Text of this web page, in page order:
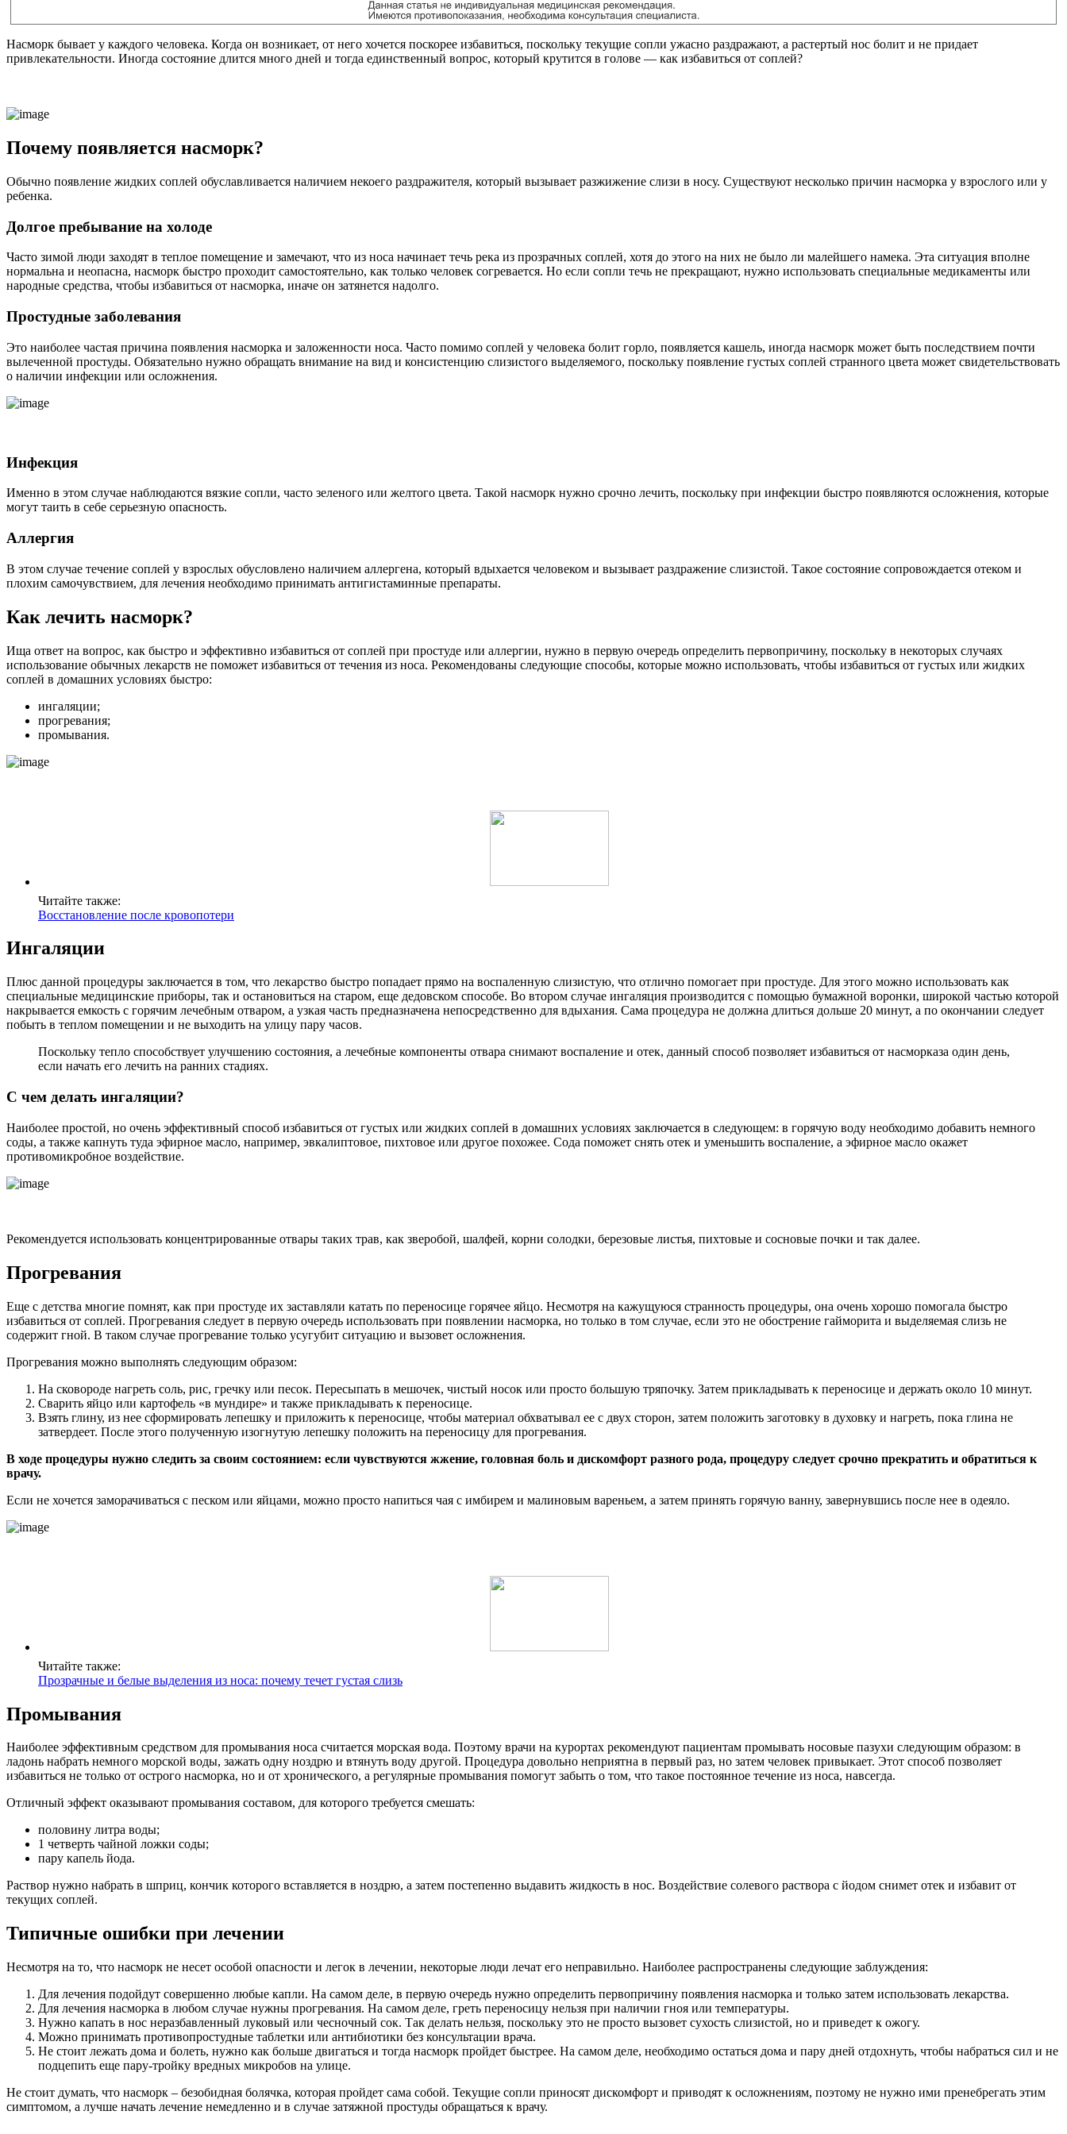
Насморк бывает у каждого человека. Когда он возникает, от него хочется поскорее избавиться, поскольку текущие сопли ужасно раздражают, а растертый нос болит и не придает
привлекательности. Иногда состояние длится много дней и тогда единственный вопрос, который крутится в голове — как избавиться от соплей?
Почему появляется насморк?
Обычно появление жидких соплей обуславливается наличием некоего раздражителя, который вызывает разжижение слизи в носу. Существуют несколько причин насморка у взрослого или у
ребенка.
Долгое пребывание на холоде
Часто зимой люди заходят в теплое помещение и замечают, что из носа начинает течь река из прозрачных соплей, хотя до этого на них не было ли малейшего намека. Эта ситуация вполне
нормальна и неопасна, насморк быстро проходит самостоятельно, как только человек согревается. Но если сопли течь не прекращают, нужно использовать специальные медикаменты или
народные средства, чтобы избавиться от насморка, иначе он затянется надолго.
Простудные заболевания
Это наиболее частая причина появления насморка и заложенности носа. Часто помимо соплей у человека болит горло, появляется кашель, иногда насморк может быть последствием почти
вылеченной простуды. Обязательно нужно обращать внимание на вид и консистенцию слизистого выделяемого, поскольку появление густых соплей странного цвета может свидетельствовать
о наличии инфекции или осложнения.
Инфекция
Именно в этом случае наблюдаются вязкие сопли, часто зеленого или желтого цвета. Такой насморк нужно срочно лечить, поскольку при инфекции быстро появляются осложнения, которые
могут таить в себе серьезную опасность.
Аллергия
В этом случае течение соплей у взрослых обусловлено наличием аллергена, который вдыхается человеком и вызывает раздражение слизистой. Такое состояние сопровождается отеком и
плохим самочувствием, для лечения необходимо принимать антигистаминные препараты.
Как лечить насморк?
Ища ответ на вопрос, как быстро и эффективно избавиться от соплей при простуде или аллергии, нужно в первую очередь определить первопричину, поскольку в некоторых случаях
использование обычных лекарств не поможет избавиться от течения из носа. Рекомендованы следующие способы, которые можно использовать, чтобы избавиться от густых или жидких
соплей в домашних условиях быстро:
ингаляции;
прогревания;
промывания.
Читайте также:
Восстановление после кровопотери
Ингаляции
Плюс данной процедуры заключается в том, что лекарство быстро попадает прямо на воспаленную слизистую, что отлично помогает при простуде. Для этого можно использовать как
специальные медицинские приборы, так и остановиться на старом, еще дедовском способе. Во втором случае ингаляция производится с помощью бумажной воронки, широкой частью которой
накрывается емкость с горячим лечебным отваром, а узкая часть предназначена непосредственно для вдыхания. Сама процедура не должна длиться дольше 20 минут, а по окончании следует
побыть в теплом помещении и не выходить на улицу пару часов.
Поскольку тепло способствует улучшению состояния, а лечебные компоненты отвара снимают воспаление и отек, данный способ позволяет избавиться от насморказа один день,
если начать его лечить на ранних стадиях.
С чем делать ингаляции?
Наиболее простой, но очень эффективный способ избавиться от густых или жидких соплей в домашних условиях заключается в следующем: в горячую воду необходимо добавить немного
соды, а также капнуть туда эфирное масло, например, эвкалиптовое, пихтовое или другое похожее. Сода поможет снять отек и уменьшить воспаление, а эфирное масло окажет
противомикробное воздействие.
Рекомендуется использовать концентрированные отвары таких трав, как зверобой, шалфей, корни солодки, березовые листья, пихтовые и сосновые почки и так далее.
Прогревания
Еще с детства многие помнят, как при простуде их заставляли катать по переносице горячее яйцо. Несмотря на кажущуюся странность процедуры, она очень хорошо помогала быстро
избавиться от соплей. Прогревания следует в первую очередь использовать при появлении насморка, но только в том случае, если это не обострение гайморита и выделяемая слизь не
содержит гной. В таком случае прогревание только усугубит ситуацию и вызовет осложнения.
Прогревания можно выполнять следующим образом:
На сковороде нагреть соль, рис, гречку или песок. Пересыпать в мешочек, чистый носок или просто большую тряпочку. Затем прикладывать к переносице и держать около 10 минут.
Сварить яйцо или картофель «в мундире» и также прикладывать к переносице.
Взять глину, из нее сформировать лепешку и приложить к переносице, чтобы материал обхватывал ее с двух сторон, затем положить заготовку в духовку и нагреть, пока глина не
затвердеет. После этого полученную изогнутую лепешку положить на переносицу для прогревания.
В ходе процедуры нужно следить за своим состоянием: если чувствуются жжение, головная боль и дискомфорт разного рода, процедуру следует срочно прекратить и обратиться к
врачу.
Если не хочется заморачиваться с песком или яйцами, можно просто напиться чая с имбирем и малиновым вареньем, а затем принять горячую ванну, завернувшись после нее в одеяло.
Читайте также:
Прозрачные и белые выделения из носа: почему течет густая слизь
Промывания
Наиболее эффективным средством для промывания носа считается морская вода. Поэтому врачи на курортах рекомендуют пациентам промывать носовые пазухи следующим образом: в
ладонь набрать немного морской воды, зажать одну ноздрю и втянуть воду другой. Процедура довольно неприятна в первый раз, но затем человек привыкает. Этот способ позволяет
избавиться не только от острого насморка, но и от хронического, а регулярные промывания помогут забыть о том, что такое постоянное течение из носа, навсегда.
Отличный эффект оказывают промывания составом, для которого требуется смешать:
половину литра воды;
1 четверть чайной ложки соды;
пару капель йода.
Раствор нужно набрать в шприц, кончик которого вставляется в ноздрю, а затем постепенно выдавить жидкость в нос. Воздействие солевого раствора с йодом снимет отек и избавит от
текущих соплей.
Типичные ошибки при лечении
Несмотря на то, что насморк не несет особой опасности и легок в лечении, некоторые люди лечат его неправильно. Наиболее распространены следующие заблуждения:
Для лечения подойдут совершенно любые капли. На самом деле, в первую очередь нужно определить первопричину появления насморка и только затем использовать лекарства.
Для лечения насморка в любом случае нужны прогревания. На самом деле, греть переносицу нельзя при наличии гноя или температуры.
Нужно капать в нос неразбавленный луковый или чесночный сок. Так делать нельзя, поскольку это не просто вызовет сухость слизистой, но и приведет к ожогу.
Можно принимать противопростудные таблетки или антибиотики без консультации врача.
Не стоит лежать дома и болеть, нужно как больше двигаться и тогда насморк пройдет быстрее. На самом деле, необходимо остаться дома и пару дней отдохнуть, чтобы набраться сил и не
подцепить еще пару-тройку вредных микробов на улице.
Не стоит думать, что насморк – безобидная болячка, которая пройдет сама собой. Текущие сопли приносят дискомфорт и приводят к осложнениям, поэтому не нужно ими пренебрегать этим
симптомом, а лучше начать лечение немедленно и в случае затяжной простуды обращаться к врачу.